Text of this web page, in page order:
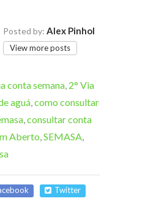
Posted by: Alex Pinhol
View more posts
conta semana, 2° Via
aguá,como consultar
,consultar conta
Aberto,SEMASA,
Twitter